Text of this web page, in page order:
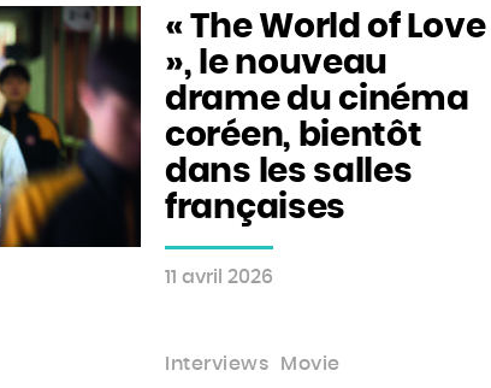
« The World of Love
», le nouveau
drame du cinéma
coréen, bientôt
dans les salles
françaises
11 avril 2026
Interviews Movie